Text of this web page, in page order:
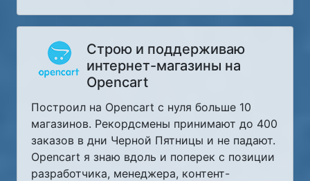
Строю и поддерживаю
интернет-магазины на
Opencart
Построил на Opencart с нуля больше 10
магазинов. Рекордсмены принимают до 400
заказов в дни Черной Пятницы и не падают.
Opencart я знаю вдоль и поперек с позиции
разработчика, менеджера, контент-